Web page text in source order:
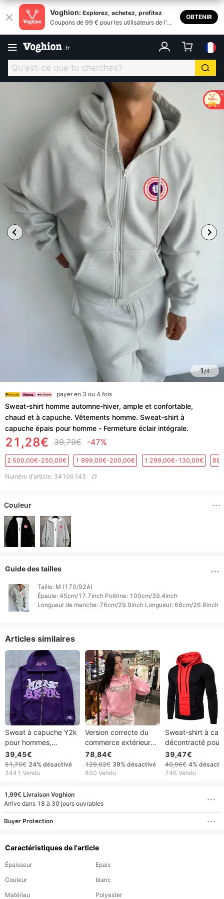
Voghion: Explorez, achetez, profitez
Coupons de 99 € pour les utilisateurs de l'ap
OBTENIR
.fr
1/4
payer en 3 ou 4 fois
Sweat-shirt homme automne-hiver, ample et confortable,
chaud et à capuche. Vêtements homme. Sweat-shirt à
capuche épais pour homme - Fermeture éclair intégrale.
21,28€ 39,79€ -47%
2 500,00€-250,00€ 1 999,00€-200,00€ 1 299,00€-130,00€
Numéro d'article: 34106143
Couleur
Guide des tailles
Taille: M (170/92A)
Épaule: 45cm/17.7inch Poitrine: 100cm/39.4inch
Articles similaires
Sweat à capuche Y2k
pour hommes,
Harajuku, Hip-Hop
rétro, ample,
0versized
39,45€
51,70€ 24% désactivé
3441 Vendu
Version correcte du
commerce extérieur
transfrontalier
GOODBRAND Sweat à
capuche unisexe
78,84€
129,02€ 39% désactivé
850 Vendu
Sweat-shirt à
décontracté pour
homme avec
tendance
39,47€
40,96€ 4%
746 Vendu
1,99€ Livraison Voghion
Arrive dans 18 à 30 jours ouvrables
Buyer Protection
Caractéristiques de l'article
Épaisseur
Epais
Couleur
blanc
Matériau
Polyester